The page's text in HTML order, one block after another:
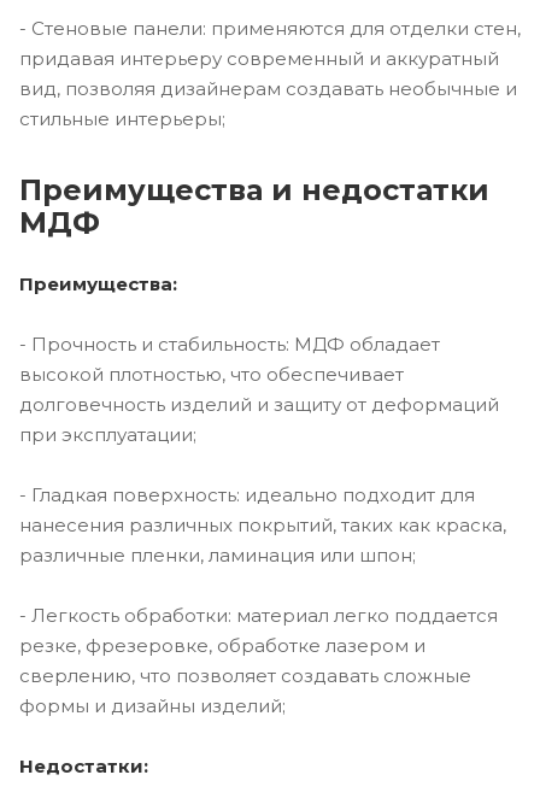
- Стеновые панели: применяются для отделки стен,
придавая интерьеру современный и аккуратный
вид, позволяя дизайнерам создавать необычные и
стильные интерьеры;
Преимущества и недостатки
МДФ
Преимущества:
- Прочность и стабильность: МДФ обладает
высокой плотностью, что обеспечивает
долговечность изделий и защиту от деформаций
при эксплуатации;
- Гладкая поверхность: идеально подходит для
нанесения различных покрытий, таких как краска,
различные пленки, ламинация или шпон;
- Легкость обработки: материал легко поддается
резке, фрезеровке, обработке лазером и
сверлению, что позволяет создавать сложные
формы и дизайны изделий;
Недостатки: